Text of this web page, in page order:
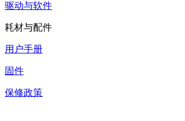
驱动与软件
耗材与配件
用户手册
固件
保修政策